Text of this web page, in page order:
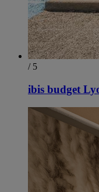
/ 5
ibis budget